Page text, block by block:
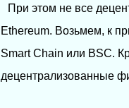
При этом не все
Ethereum. Возьмем, к
Smart Chain или BSC.
децентрализованные